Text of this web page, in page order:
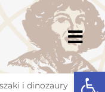
i dinozaury